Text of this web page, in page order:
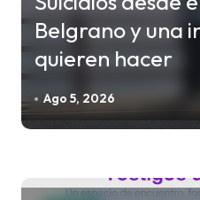
Belgrano y una
quieren hacer
Ago 5, 2026